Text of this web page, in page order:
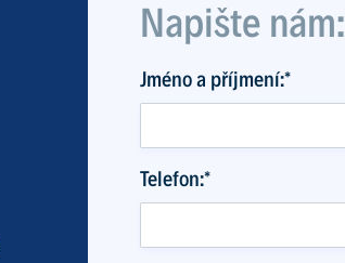
Napište nám:
Jméno a příjmení:*
Telefon:*